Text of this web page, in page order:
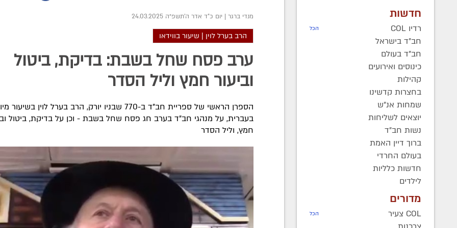
חדשות
רדיו COL הכל
חב"ד בישראל
חב"ד בעולם
כינוסים ואירועים
קהילות
בחצרות קדשינו
שמחות אנ"ש
יוצאים לשליחות
נשות חב"ד
ברוך דיין האמת
בעולם החרדי
חדשות כלליות
לילדים
מדורים
COL צעיר הכל
מנדי ברגר | יום כ"ד אדר ה׳תשפ״ה 24.03.2025
הרב בערל לוין | שיעור בווידאו
ערב פסח שחל בשבת: בדיקת, ביטול
וביעור חמץ וליל הסדר
הספרן הראשי של ספריית חב"ד ב-770 שבניו יורק, הרב בערל לוין
בעברית, על מנהגי חב"ד בערב חג פסח שחל בשבת - וכן על בדיקת, ביטול
חמץ, וליל הסדר